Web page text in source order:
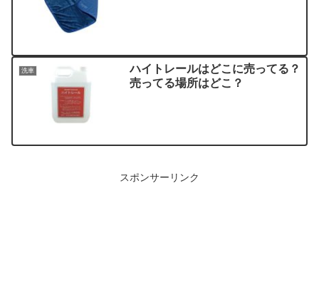
洗車
ハイトレールはどこに売ってる？
売ってる場所はどこ？
スポンサーリンク